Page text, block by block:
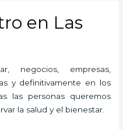
en Las
negocios, empresas,
y definitivamente en los
las personas queremos
la salud y el bienestar.